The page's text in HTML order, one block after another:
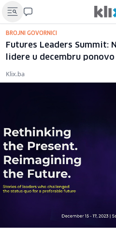
BROJNI GOVORNICI
Futures Leaders Summit:
lidere u decembru
Klix.ba